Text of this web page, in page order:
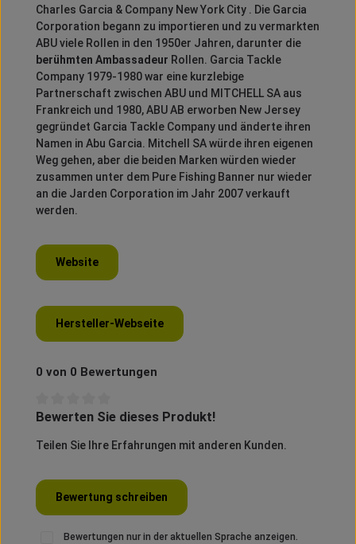
Charles Garcia & Company New York City . Die Garcia
Corporation begann zu importieren und zu vermarkten
ABU viele Rollen in den 1950er Jahren, darunter die
berühmten Ambassadeur Rollen. Garcia Tackle
Company 1979-1980 war eine kurzlebige
Partnerschaft zwischen ABU und MITCHELL SA aus
Frankreich und 1980, ABU AB erworben New Jersey
gegründet Garcia Tackle Company und änderte ihren
Namen in Abu Garcia. Mitchell SA würde ihren eigenen
Weg gehen, aber die beiden Marken würden wieder
zusammen unter dem Pure Fishing Banner nur wieder
an die Jarden Corporation im Jahr 2007 verkauft
werden.
Website
Hersteller-Webseite
0 von 0 Bewertungen
Durchschnittliche Bewertung von 0 von 5 Sternen
Bewerten Sie dieses Produkt!
Teilen Sie Ihre Erfahrungen mit anderen Kunden.
Bewertung schreiben
Bewertungen nur in der aktuellen Sprache anzeigen.